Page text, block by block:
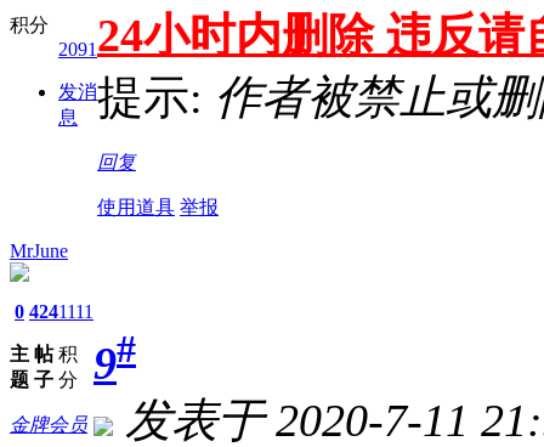
积分
2091
发消
息
24小时内删除 违反
提示: 作者被禁止或
回复
使用道具 举报
MrJune
0
主
题
424
帖
子
1111
积
分
金牌会员
9#
发表于 2020-7-11